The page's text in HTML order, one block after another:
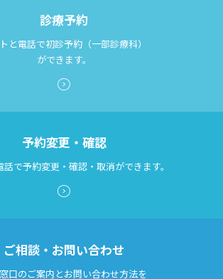
診療予約
と電話で初診予約（一部診療科）
ができます。
予約変更・確認
話で予約変更・確認・取消ができます。
ご相談・お問い合わせ
口のご案内とお問い合わせ方法を